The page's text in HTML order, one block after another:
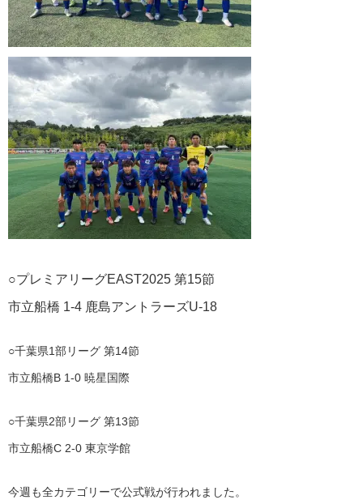
○プレミアリーグEAST2025 第15節
市立船橋 1-4 鹿島アントラーズU-18
○千葉県1部リーグ 第14節
市立船橋B 1-0 暁星国際
○千葉県2部リーグ 第13節
市立船橋C 2-0 東京学館
今週も全カテゴリーで公式戦が行われました。